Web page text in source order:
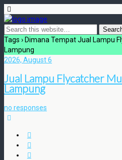
Tags › Dimana Tempat Jual Lampu
Lampung
2026, August 6
Jual Lampu Flycatcher
Lampung
no responses